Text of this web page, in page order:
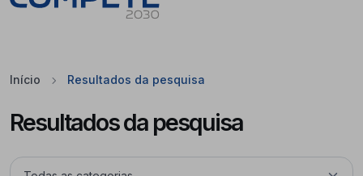
Início Resultados da pesquisa
Resultados da pesquisa